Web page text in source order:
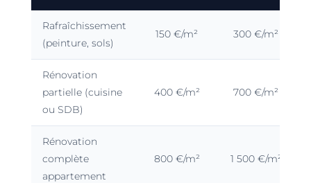
Rafraîchissement
(peinture, sols)
150 €/m² 300 €/m²
Rénovation
partielle (cuisine
ou SDB)
400 €/m² 700 €/m²
Rénovation
complète
appartement
800 €/m² 1 500 €/m²